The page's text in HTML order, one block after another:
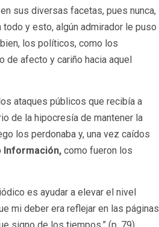
sus diversas facetas, pues nunca,
y esto, algún admirador le puso
los políticos, como los
de afecto y cariño hacia aquel
ataques públicos que recibía a
de la hipocresía de mantener la
los perdonaba y, una vez caídos
Información,como fueron los
es ayudar a elevar el nivel
mi deber era reflejar en las páginas